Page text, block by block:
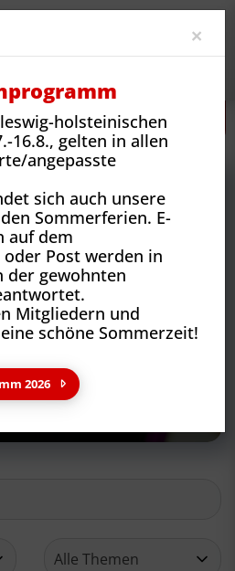
Wir sind der Verein - Verena Godersky
Verein
×
holsteinischen
16.8., gelten in allen
angepasste
sich auch unsere
Sommerferien. E-
auf dem
Post werden in
der gewohnten
Mitgliedern und
schöne Sommerzeit!
2026